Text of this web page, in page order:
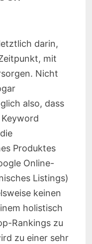
darin,
mit
Nicht
also, dass
Produktes
Online-
Listings)
keinen
holistisch
Rankings zu
zu einer sehr